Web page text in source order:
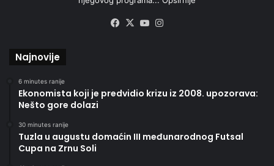
Facebook
X YouTube
Najnovije
6 minutes ranije
Ekonomista koji je predvidio krizu iz 2008. upozorava:
Nešto gore dolazi
30 minutes ranije
Tuzla u augustu domaćin III međunarodnog Futsal
Cupa na Zrnu Soli